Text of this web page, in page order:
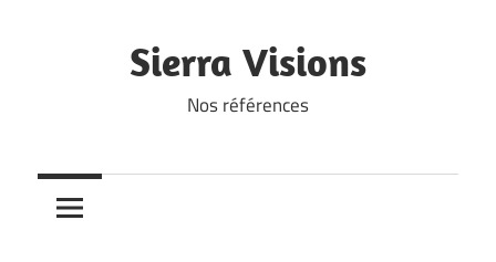
Sierra Visions
Nos références